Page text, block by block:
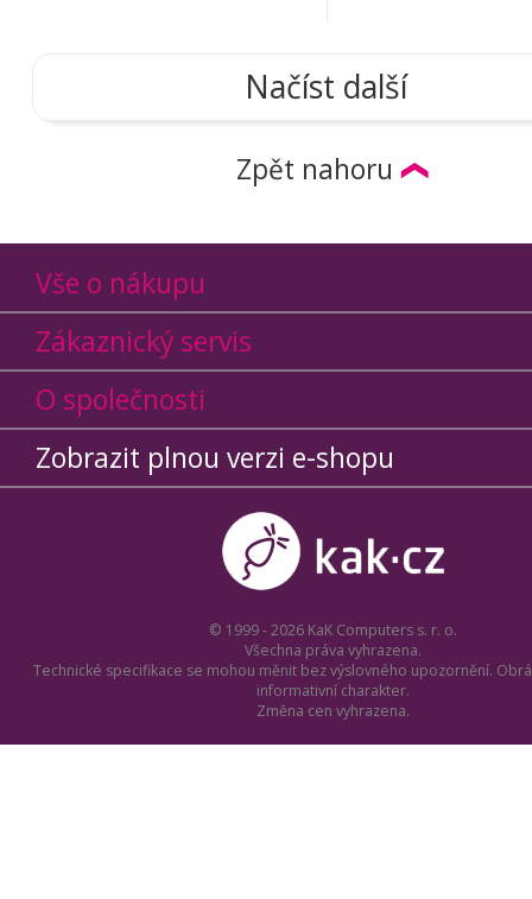
Načíst další
Zpět nahoru
Vše o nákupu
Zákaznický servis
O společnosti
Zobrazit plnou verzi e-shopu
© 1999 - 2026 KaK Computers s. r. o.
Všechna práva vyhrazena.
Technické specifikace se mohou měnit bez výslovného upozornění.
informativní charakter.
Změna cen vyhrazena.